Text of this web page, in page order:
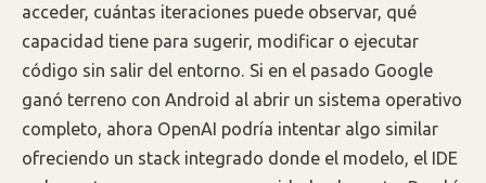
acceder, cuántas iteraciones puede observar, qué
capacidad tiene para sugerir, modificar o ejecutar
código sin salir del entorno. Si en el pasado Google
ganó terreno con Android al abrir un sistema operativo
completo, ahora OpenAI podría intentar algo similar
ofreciendo un stack integrado donde el modelo, el IDE